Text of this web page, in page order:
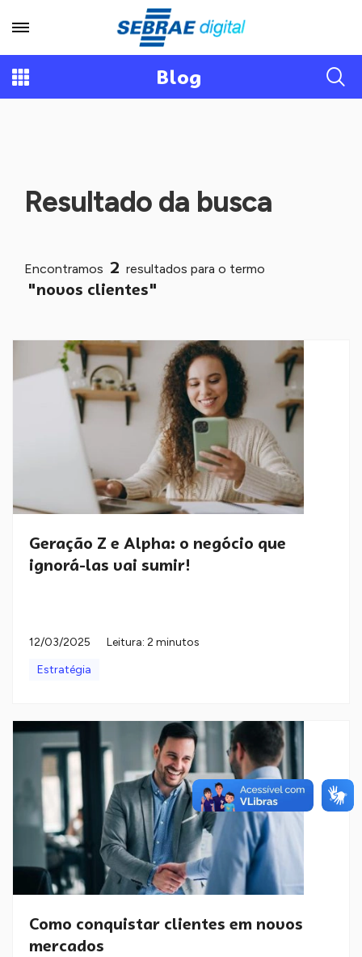
Blog
Resultado da busca
Encontramos 2 resultados para o termo
"novos clientes"
Geração Z e Alpha: o negócio que
ignorá-las vai sumir!
12/03/2025
Leitura: 2 minutos
Estratégia
Como conquistar clientes em novos
mercados